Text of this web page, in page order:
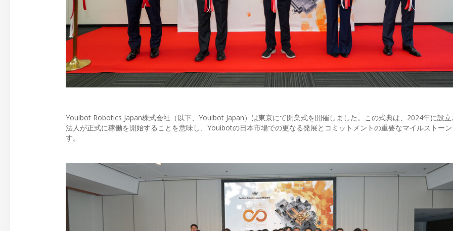
Youibot Robotics Japan株式会社（以下、Youibot Japan）は東京にて開業式を開催しました。この式典は、2024年に設
法人が正式に稼働を開始することを意味し、Youibotの日本市場での更なる発展とコミットメントの重要なマイルストー
す。